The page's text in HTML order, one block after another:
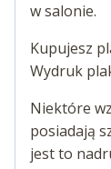
w salonie.
Kupujesz
Wydruk
Niektóre
posiadają
jest to